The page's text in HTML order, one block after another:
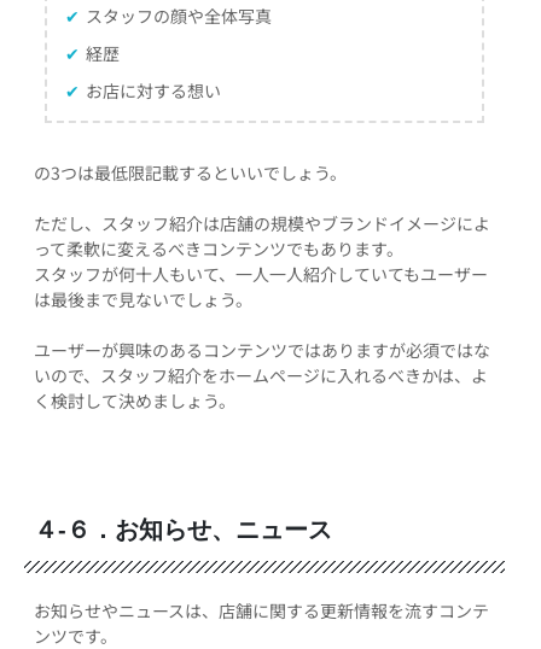
✔ スタッフの顔や全体写真
✔ 経歴
✔ お店に対する想い
の3つは最低限記載するといいでしょう。
ただし、スタッフ紹介は店舗の規模やブランドイメージによ
って柔軟に変えるべきコンテンツでもあります。
スタッフが何十人もいて、一人一人紹介していてもユーザー
は最後まで見ないでしょう。
ユーザーが興味のあるコンテンツではありますが必須ではな
いので、スタッフ紹介をホームページに入れるべきかは、よ
く検討して決めましょう。
４-６．お知らせ、ニュース
お知らせやニュースは、店舗に関する更新情報を流すコンテ
ンツです。